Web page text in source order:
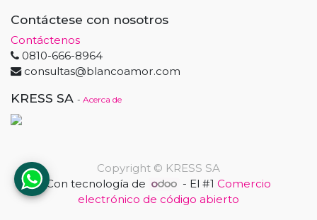
Contáctese con nosotros
Contáctenos
0810-666-8964
consultas@blancoamor.com
KRESS SA - Acerca de
Copyright © KRESS SA
Con tecnología de
- El #1Comercio
electrónico de código abierto